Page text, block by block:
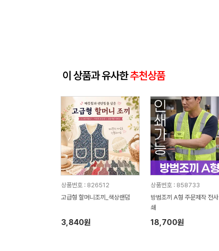
이 상품과 유사한추천상품
상품번호 : 826512
고급형 할머니조끼_색상랜덤
3,840원
상품번호 : 858733
방범조끼 A형 주문제작 전
쇄
18,700원